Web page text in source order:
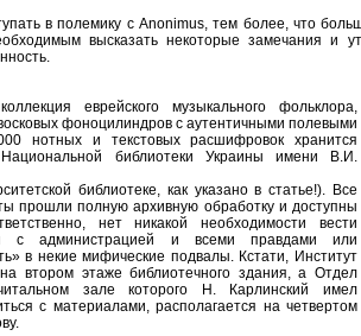
в полемику с Anonimus, тем более, что
высказать некоторые замечания и
еврейского музыкального фольклора,
фоноцилиндров с аутентичными полевыми
нотных и текстовых расшифровок хранится
Национальной библиотеки Украины имени В.И.
библиотеке, как указано в статье!). Все
прошли полную архивную обработку и доступны
нет никакой необходимости вести
с администрацией и всеми правдами или
в некие мифические подвалы. Кстати, Институт
втором этаже библиотечного здания, а Отдел
зале которого Н. Карлинский имел
с материалами, располагается на четвертом